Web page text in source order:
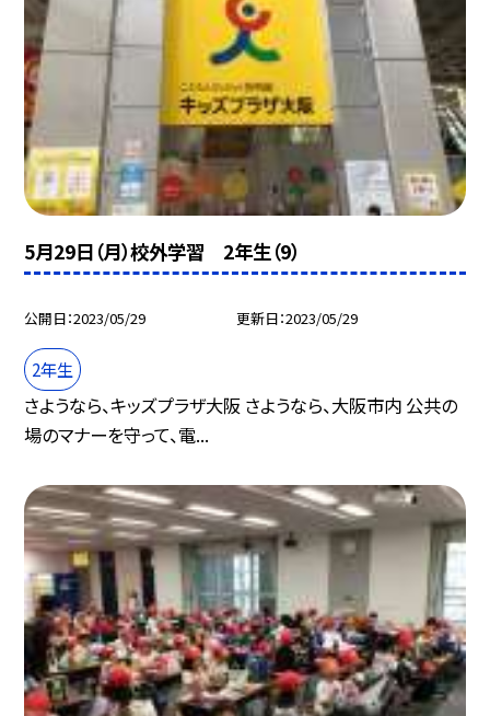
5月29日（月）校外学習 2年生（9）
公開日 2023/05/29 更新日 2023/05/29
2年生
さようなら、キッズプラザ大阪 さようなら、大阪市内 公共の
場のマナーを守って、電...